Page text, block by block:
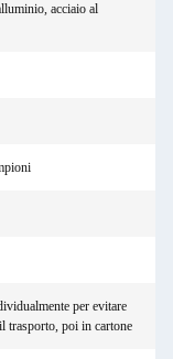
acciaio al
per evitare
trasporto, poi in cartone